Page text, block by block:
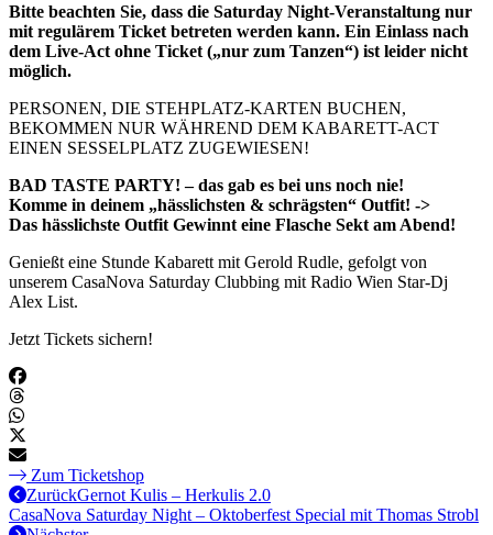
Bitte beachten Sie, dass die Saturday Night-Veranstaltung nur
mit regulärem Ticket betreten werden kann. Ein Einlass nach
dem Live-Act ohne Ticket („nur zum Tanzen“) ist leider nicht
möglich.
PERSONEN, DIE STEHPLATZ-KARTEN BUCHEN,
BEKOMMEN NUR WÄHREND DEM KABARETT-ACT
EINEN SESSELPLATZ ZUGEWIESEN!
BAD TASTE PARTY! – das gab es bei uns noch nie!
Komme in deinem „hässlichsten & schrägsten“ Outfit! ->
Das hässlichste Outfit Gewinnt eine Flasche Sekt am Abend!
Genießt eine Stunde Kabarett mit Gerold Rudle, gefolgt von
unserem CasaNova Saturday Clubbing mit Radio Wien Star-Dj
Alex List.
Jetzt Tickets sichern!
Zum Ticketshop
ZurückGernot Kulis – Herkulis 2.0
CasaNova Saturday Night – Oktoberfest Special mit Thomas Strobl